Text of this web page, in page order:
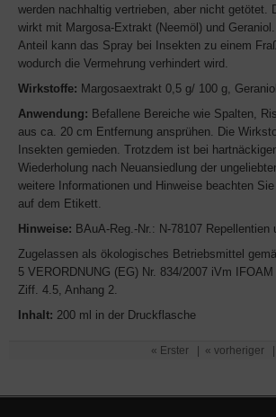
werden nachhaltig vertrieben, aber nicht getötet.
wirkt mit Margosa-Extrakt (Neemöl) und
Anteil kann das Spray bei Insekten zu einem
wodurch die Vermehrung verhindert wird.
Wirkstoffe: Margosaextrakt 0,5 g/ 100 g,
Anwendung: Befallene Bereiche wie Spalten,
aus ca. 20 cm Entfernung ansprühen. Die
Insekten gemieden. Trotzdem ist bei
Wiederholung nach Neuansiedlung der
weitere Informationen und Hinweise beachten
auf dem Etikett.
Hinweise: BAuA-Reg.-Nr.: N-78107 Repellentien
Zugelassen als ökologisches Betriebsmittel
5 VERORDNUNG (EG) Nr. 834/2007 iVm
Ziff. 4.5, Anhang 2.
Inhalt: 200 ml in der Druckflasche
« Erster « vorheriger